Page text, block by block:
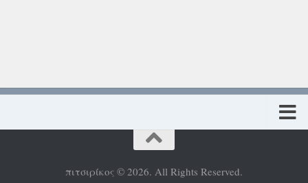
Πολιτική προστασίας προσωπικών δεδομένων
πιτσιρίκος © 2026. All Rights Reserved.